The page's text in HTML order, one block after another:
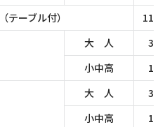
テーブル付）
大 人
小中高
大 人
小中高